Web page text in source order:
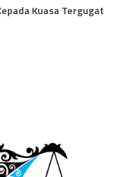
Kuasa Tergugat